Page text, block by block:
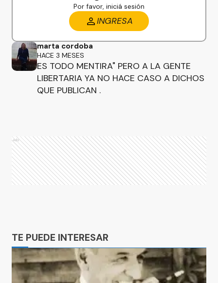
Por favor, iniciá sesión
INGRESA
marta cordoba
HACE 3 MESES
ES TODO MENTIRA" PERO A LA GENTE
LIBERTARIA YA NO HACE CASO A DICHOS
QUE PUBLICAN .
Ads
TE PUEDE INTERESAR